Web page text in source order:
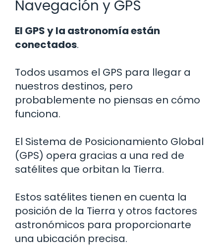
Navegación y GPS
El GPS y la astronomía están
conectados.
Todos usamos el GPS para llegar a
nuestros destinos, pero
probablemente no piensas en cómo
funciona.
El Sistema de Posicionamiento Global
(GPS) opera gracias a una red de
satélites que orbitan la Tierra.
Estos satélites tienen en cuenta la
posición de la Tierra y otros factores
astronómicos para proporcionarte
una ubicación precisa.